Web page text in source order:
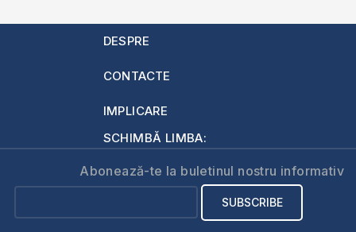
DESPRE
CONTACTE
IMPLICARE
SCHIMBĂ LIMBA:
Abonează-te la buletinul nostru informativ